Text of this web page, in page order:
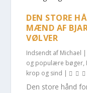
DEN STORE
MÆND AF
VØLVER
Indsendt af Michael |
og populære bøger,
krop og sind |
Den store hånd